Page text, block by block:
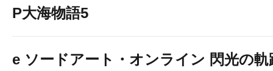
P大海物語5
e ソードアート・オンライン 閃光の軌